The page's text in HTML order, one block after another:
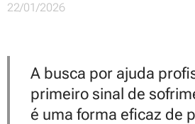
22/01/2026
A busca por ajuda
primeiro sinal de
é uma forma eficaz de